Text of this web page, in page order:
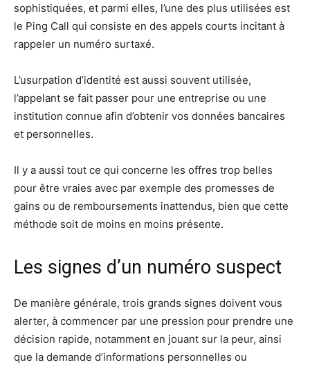
sophistiquées, et parmi elles, l’une des plus utilisées est
le Ping Call qui consiste en des appels courts incitant à
rappeler un numéro surtaxé.
L’usurpation d’identité est aussi souvent utilisée,
l’appelant se fait passer pour une entreprise ou une
institution connue afin d’obtenir vos données bancaires
et personnelles.
Il y a aussi tout ce qui concerne les offres trop belles
pour être vraies avec par exemple des promesses de
gains ou de remboursements inattendus, bien que cette
méthode soit de moins en moins présente.
Les signes d’un numéro suspect
De manière générale, trois grands signes doivent vous
alerter, à commencer par une pression pour prendre une
décision rapide, notamment en jouant sur la peur, ainsi
que la demande d’informations personnelles ou